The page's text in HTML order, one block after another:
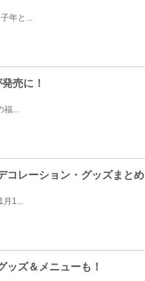
年と...
売に！
福...
コレーション・グッズまとめ
月1...
ッズ＆メニューも！